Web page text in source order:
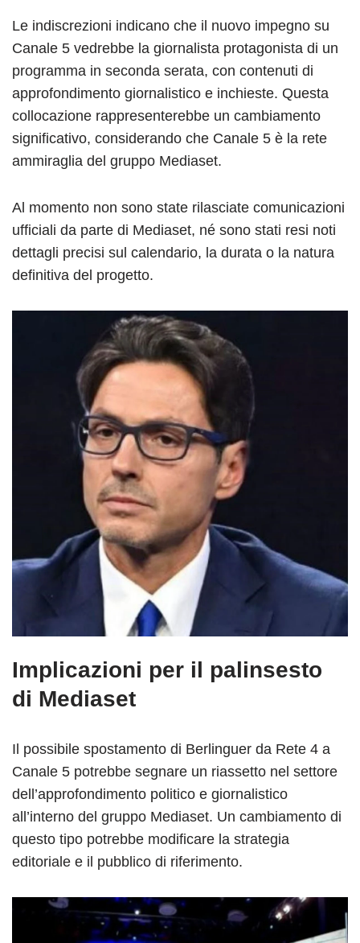
Le indiscrezioni indicano che il nuovo impegno su
Canale 5 vedrebbe la giornalista protagonista di un
programma in seconda serata, con contenuti di
approfondimento giornalistico e inchieste. Questa
collocazione rappresenterebbe un cambiamento
significativo, considerando che Canale 5 è la rete
ammiraglia del gruppo Mediaset.
Al momento non sono state rilasciate comunicazioni
ufficiali da parte di Mediaset, né sono stati resi noti
dettagli precisi sul calendario, la durata o la natura
definitiva del progetto.
Implicazioni per il palinsesto
di Mediaset
Il possibile spostamento di Berlinguer da Rete 4 a
Canale 5 potrebbe segnare un riassetto nel settore
dell’approfondimento politico e giornalistico
all’interno del gruppo Mediaset. Un cambiamento di
questo tipo potrebbe modificare la strategia
editoriale e il pubblico di riferimento.